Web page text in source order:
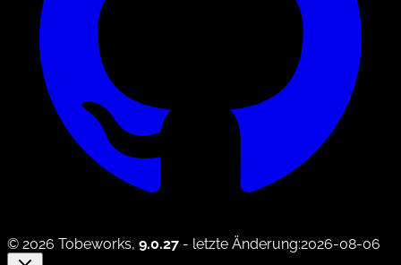
© 2026 Tobeworks, 9.0.27 - letzte Änderung:2026-08-06